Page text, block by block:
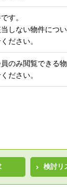
す。
しない物件につ
ださい。
のみ閲覧できる物
ださい。
検討リ